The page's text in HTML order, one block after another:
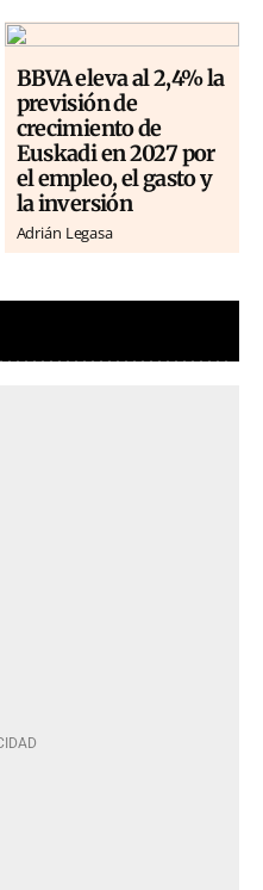
BBVA eleva al 2,4% la
previsión de
crecimiento de
Euskadi en 2027 por
el empleo, el gasto y
la inversión
Adrián Legasa